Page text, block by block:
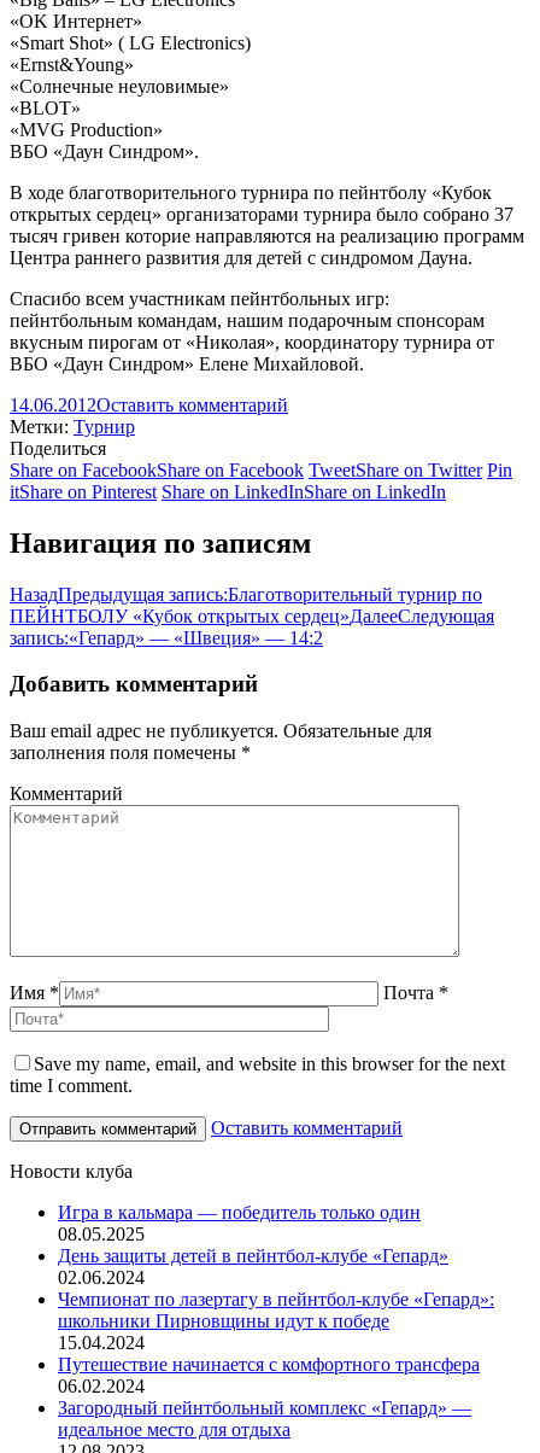
«OK Интернет»
«Smart Shot» ( LG Electronics)
«Ernst&Young»
«Солнечные неуловимые»
«BLOT»
«MVG Production»
ВБО «Даун Синдром».
В ходе благотворительного турнира по пейнтболу «Кубок
открытых сердец» организаторами турнира было собрано 37
тысяч гривен которие направляются на реализацию программ
Центра раннего развития для детей с синдромом Дауна.
Спасибо всем участникам пейнтбольных игр:
пейнтбольным командам, нашим подарочным спонсорам
вкусным пирогам от «Николая», координатору турнира от
ВБО «Даун Синдром» Елене Михайловой.
14.06.2012Оставить комментарий
Метки: Турнир
Поделиться
Share on FacebookShare on Facebook TweetShare on Twitter Pin
itShare on Pinterest Share on LinkedInShare on LinkedIn
Навигация по записям
НазадПредыдущая запись:Благотворительный турнир по
ПЕЙНТБОЛУ «Кубок открытых сердец»ДалееСледующая
запись:«Гепард» — «Швеция» — 14:2
Добавить комментарий
Ваш email адрес не публикуется. Обязательные для
заполнения поля помечены *
Комментарий
Имя * Почта *
Save my name, email, and website in this browser for the next
time I comment.
Оставить комментарий
Новости клуба
Игра в кальмара — победитель только один
08.05.2025
День защиты детей в пейнтбол-клубе «Гепард»
02.06.2024
Чемпионат по лазертагу в пейнтбол-клубе «Гепард»:
школьники Пирновщины идут к победе
15.04.2024
Путешествие начинается с комфортного трансфера
06.02.2024
Загородный пейнтбольный комплекс «Гепард» —
идеальное место для отдыха